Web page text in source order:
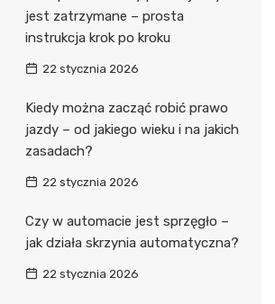
jest zatrzymane – prosta
instrukcja krok po kroku
22 stycznia 2026
Kiedy można zacząć robić prawo
jazdy – od jakiego wieku i na jakich
zasadach?
22 stycznia 2026
Czy w automacie jest sprzęgło –
jak działa skrzynia automatyczna?
22 stycznia 2026